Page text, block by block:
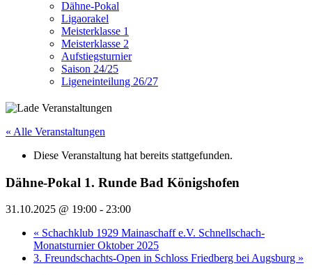
Dähne-Pokal
Ligaorakel
Meisterklasse 1
Meisterklasse 2
Aufstiegsturnier
Saison 24/25
Ligeneinteilung 26/27
« Alle Veranstaltungen
Diese Veranstaltung hat bereits stattgefunden.
Dähne-Pokal 1. Runde Bad Königshofen
31.10.2025 @ 19:00 - 23:00
« Schachklub 1929 Mainaschaff e.V. Schnellschach-
Monatsturnier Oktober 2025
3. Freundschachts-Open in Schloss Friedberg bei Augsburg »